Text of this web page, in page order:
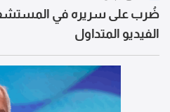
ضُرب على سريره في
الفيديو المتداول